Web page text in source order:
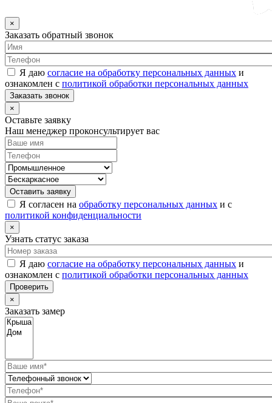
×
Заказать обратный звонок
Я даю согласие на обработку персональных данных и
ознакомлен с политикой обработки персональных данных
Заказать звонок
×
Оставьте заявку
Наш менеджер проконсультирует вас
Оставить заявку
Я согласен на обработку персональных данных и с
политикой конфиденциальности
×
Узнать статус заказа
Я даю согласие на обработку персональных данных и
ознакомлен с политикой обработки персональных данных
Проверить
×
Заказать замер